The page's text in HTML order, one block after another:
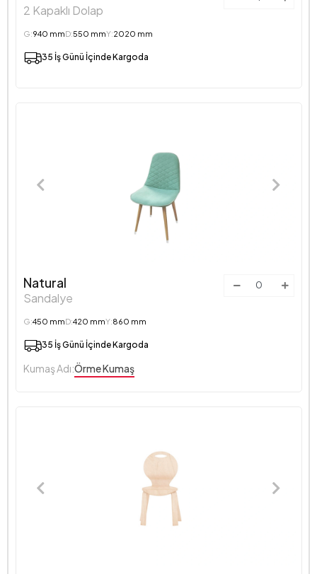
2 Kapaklı Dolap
G:940 mmD:550 mmY:2020 mm
35 İş Günü İçinde Kargoda
Natural
Sandalye
G:450 mmD:420 mmY:860 mm
35 İş Günü İçinde Kargoda
Kumaş Adı:Örme Kumaş